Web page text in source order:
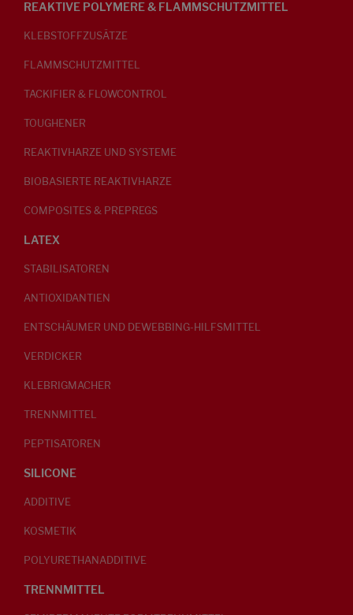
REAKTIVE POLYMERE & FLAMMSCHUTZMITTEL
KLEBSTOFFZUSÄTZE
FLAMMSCHUTZMITTEL
TACKIFIER & FLOWCONTROL
TOUGHENER
REAKTIVHARZE UND SYSTEME
BIOBASIERTE REAKTIVHARZE
COMPOSITES & PREPREGS
LATEX
STABILISATOREN
ANTIOXIDANTIEN
ENTSCHÄUMER UND DEWEBBING-HILFSMITTEL
VERDICKER
KLEBRIGMACHER
TRENNMITTEL
PEPTISATOREN
SILICONE
ADDITIVE
KOSMETIK
POLYURETHANADDITIVE
TRENNMITTEL